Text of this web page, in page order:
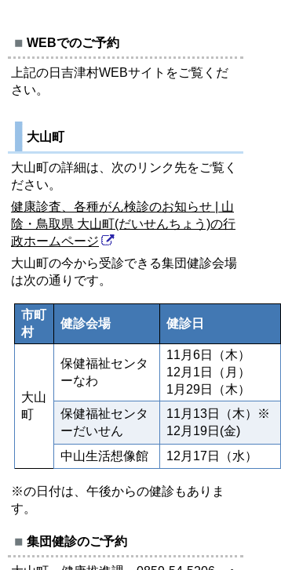
WEBでのご予約
上記の日吉津村WEBサイトをご覧くだ
さい。
大山町
大山町の詳細は、次のリンク先をご覧く
ださい。
健康診査、各種がん検診のお知らせ | 山
陰・鳥取県 大山町(だいせんちょう)の行
政ホームページ
大山町の今から受診できる集団健診会場
は次の通りです。
市町
村
健診会場 健診日
大山
町
保健福祉センタ
ーなわ
11月6日（木）
12月1日（月）
1月29日（木）
保健福祉センタ
ーだいせん
11月13日（木）※
12月19日(金)
中山生活想像館
12月17日（水）
※の日付は、午後からの健診もありま
す。
集団健診のご予約